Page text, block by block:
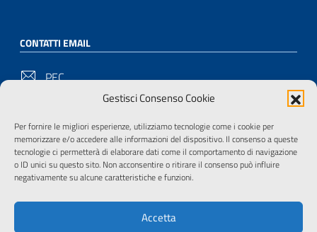
Gestisci Consenso Cookie
Per fornire le migliori esperienze, utilizziamo tecnologie come i cookie per
memorizzare e/o accedere alle informazioni del dispositivo. Il consenso a queste
tecnologie ci permetterà di elaborare dati come il comportamento di navigazione
o ID unici su questo sito. Non acconsentire o ritirare il consenso può influire
negativamente su alcune caratteristiche e funzioni.
Accetta
CONTATTI EMAIL
PEC
bu-pd@pec.cultura.gov.it
Email
bu-pd@cultura.gov.it